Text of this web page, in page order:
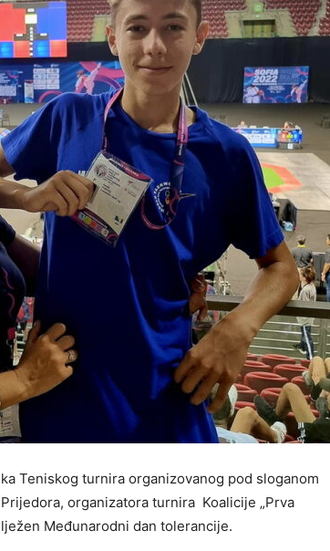
Teniskog turnira organizovanog pod sloganom
organizatora turnira Koalicije „Prva
Međunarodni dan tolerancije.